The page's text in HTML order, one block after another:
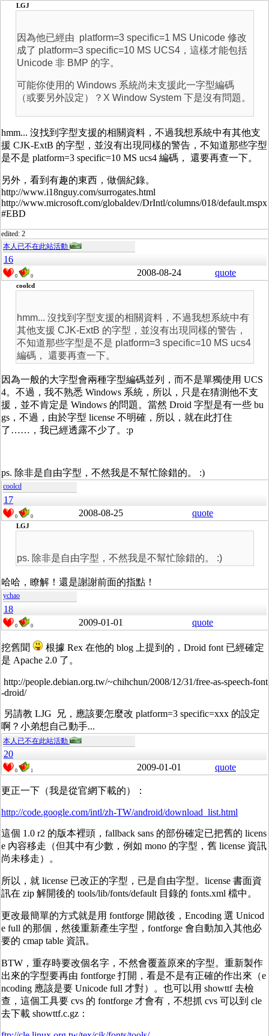
LGJ
因為他已經由 platform=3 specific=1 MS Unicode 修改
成了 platform=3 specific=10 MS UCS4，這樣才能包括
Unicode 非 BMP 的字。
可能你使用的 Windows 系統尚未支援此一字型編碼
（或要另外設定）？X Window System 下是沒有問題。
hmm... 沒找到字型支援的相關資料，不過我想系統中有其他支
援 CJK-ExtB 的字型，並沒有出現同樣的警告，不知道那些字型
是不是 platform=3 specific=10 MS ucs4 編碼， 還要再查一下。
另外，看到有趣的東西，做個紀錄。
http://www.i18nguy.com/surrogates.html
http://www.microsoft.com/globaldev/DrIntl/columns/018/default.mspx
#EBD
edited: 2
本人已不在此站活動
16
0 0 2008-08-24 quote
coolcd
hmm... 沒找到字型支援的相關資料，不過我想系統中有
其他支援 CJK-ExtB 的字型，並沒有出現同樣的警告，
不知道那些字型是不是 platform=3 specific=10 MS ucs4
編碼， 還要再查一下。
因為一般的大字型會兩種字型編碼並列，而不是單獨使用 UCS
4。不過，我不熟悉 Windows 系統，所以，只是在猜測他不支
援，並不肯定是 Windows 的問題。當然 Droid 字型是有一些 bu
gs，不過，由於字型 license 不明確，所以，就在此打住
了……，我已經透露不少了。:p
ps. 除非是自由字型，不然我是不幫忙除錯的。 :)
coolcd
17
0 0 2008-08-25 quote
LGJ
ps. 除非是自由字型，不然我是不幫忙除錯的。 :)
哈哈，瞭解！還是謝謝前面的指點！
ychao
18
0 0 2009-01-01 quote
挖舊聞
根據 Rex 在他的 blog 上提到的，Droid font 已經確定
是 Apache 2.0 了。
http://people.debian.org.tw/~chihchun/2008/12/31/free-as-speech-font
-droid/
另請教 LJG 兄，應該要怎麼改 platform=3 specific=xxx 的設定
啊？小弟想自己動手...
本人已不在此站活動
20
0 1 2009-01-01 quote
更正一下（我是從官網下載的）：
http://code.google.com/intl/zh-TW/android/download_list.html
這個 1.0 r2 的版本裡頭，fallback sans 的部份確定已把舊的 licens
e 內容移走（但其中有少數，例如 mono 的字型，舊 license 資訊
尚未移走）。
所以，就 license 已改正的字型，已是自由字型。license 書面資
訊在 zip 解開後的 tools/lib/fonts/default 目錄的 fonts.xml 檔中。
更改最簡單的方式就是用 fontforge 開啟後，Encoding 選 Unicod
e full 的那個，然後重新產生字型，fontforge 會自動加入其他必
要的 cmap table 資訊。
BTW，重存時要改個名字，不然會覆蓋原來的字型。重新製作
出來的字型要再由 fontforge 打開，看是不是有正確的作出來（e
ncoding 應該是要 Unicode full 才對）。也可以用 showttf 去檢
查，這個工具要 cvs 的 fontforge 才會有，不想抓 cvs 可以到 cle
去下載 showttf.c.gz：